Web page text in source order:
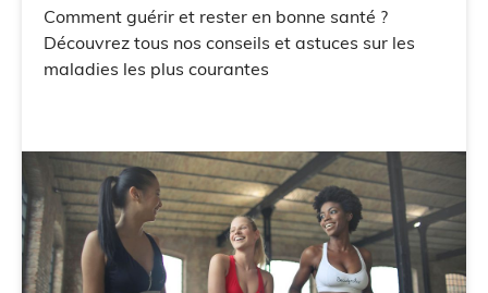
Comment guérir et rester en bonne santé ?
Découvrez tous nos conseils et astuces sur les
maladies les plus courantes